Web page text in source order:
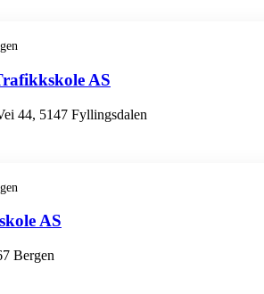
AS
44, 5147 Fyllingsdalen
AS
Bergen